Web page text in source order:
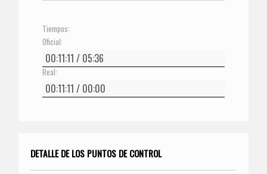
Tiempos:
Oficial:
Real:
DETALLE DE LOS PUNTOS DE CONTROL